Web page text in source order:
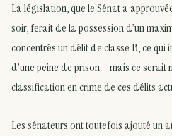
La législation, que le Sénat a
soir, ferait de la possession d’un
concentrés un délit de classe B, ce qui
d’une peine de prison – mais ce
classification en crime de ces délits
Les sénateurs ont toutefois ajouté un